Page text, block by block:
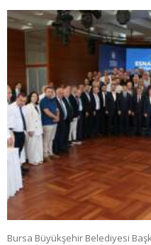
Bursa Büyükşehir Belediyesi